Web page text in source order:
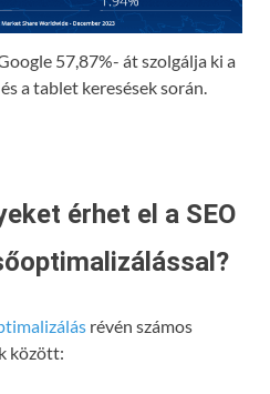
57,87%- át szolgálja ki a
a tablet keresések során.
érhet el a SEO
révén számos
között: